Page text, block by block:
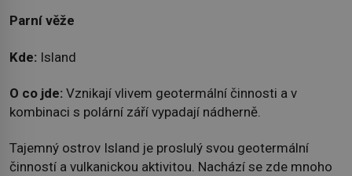
Parní věže
Kde: Island
O co jde: Vznikají vlivem geotermální činnosti a v
kombinaci s polární září vypadají nádherně.
Tajemný ostrov Island je proslulý svou geotermální
činností a vulkanickou aktivitou. Nachází se zde mnoho